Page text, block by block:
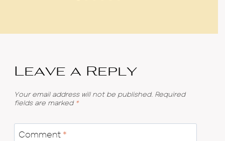
Leave a Reply
Your email address will not be published. Required
fields are marked *
Comment *